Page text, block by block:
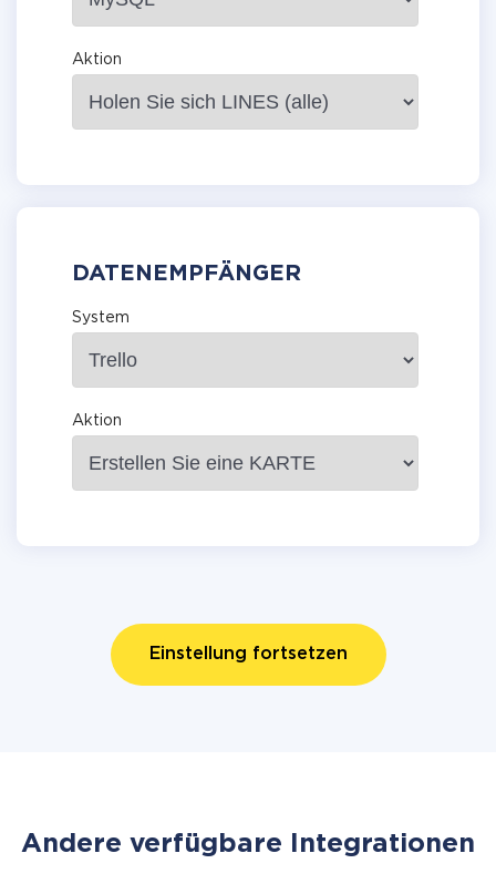
Aktion
DATENEMPFÄNGER
System
Aktion
Einstellung fortsetzen
Andere verfügbare Integrationen